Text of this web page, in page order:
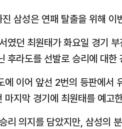
삼성은 연패 탈출을 위해 이
였던 최원태가 화요일 경기
후라도를 선발로 승리에 대한
에 이어 앞선 2번의 등판에서
마지막 경기에 최원태를 예고
리 의지를 담았지만, 삼성의